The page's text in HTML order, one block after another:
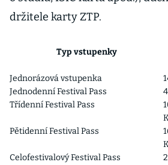
držitele karty ZTP.
Typ vstupenky
Jednorázová vstupenka
Jednodenní Festival Pass
Třídenní Festival Pass
Pětidenní Festival Pass
Celofestivalový Festival Pass